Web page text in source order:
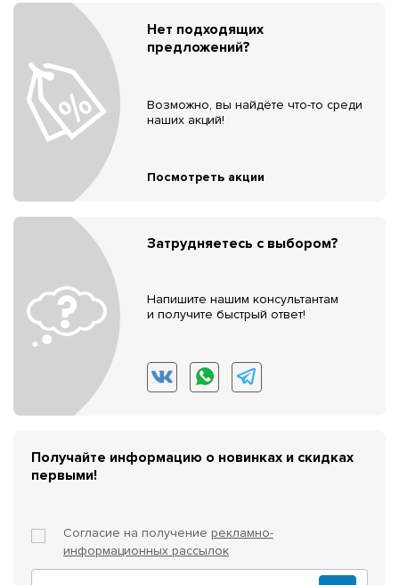
Нет подходящих
предложений?
Возможно, вы найдёте что-то среди
наших акций!
Посмотреть акции
Затрудняетесь с выбором?
Напишите нашим консультантам
и получите быстрый ответ!
Получайте информацию о новинках и скидках
первыми!
Согласие на получение рекламно-
информационных рассылок